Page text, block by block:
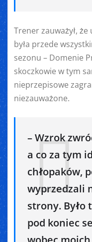
Trener zauważył,
była przede
sezonu – Domenie
skoczkowie w tym
nieprzepisowe
niezauważone.
– Wzrok
a co za tym
chłopaków,
wyprzedzali
strony. Było
pod koniec